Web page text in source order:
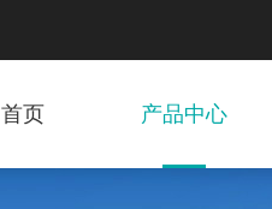
首页 产品中心